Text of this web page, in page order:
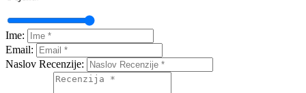
Ime:
Email:
Naslov Recenzije: